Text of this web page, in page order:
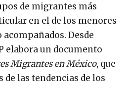
de migrantes más
en el de los menores
Desde
elabora un documento
Migrantes en México, que
las tendencias de los